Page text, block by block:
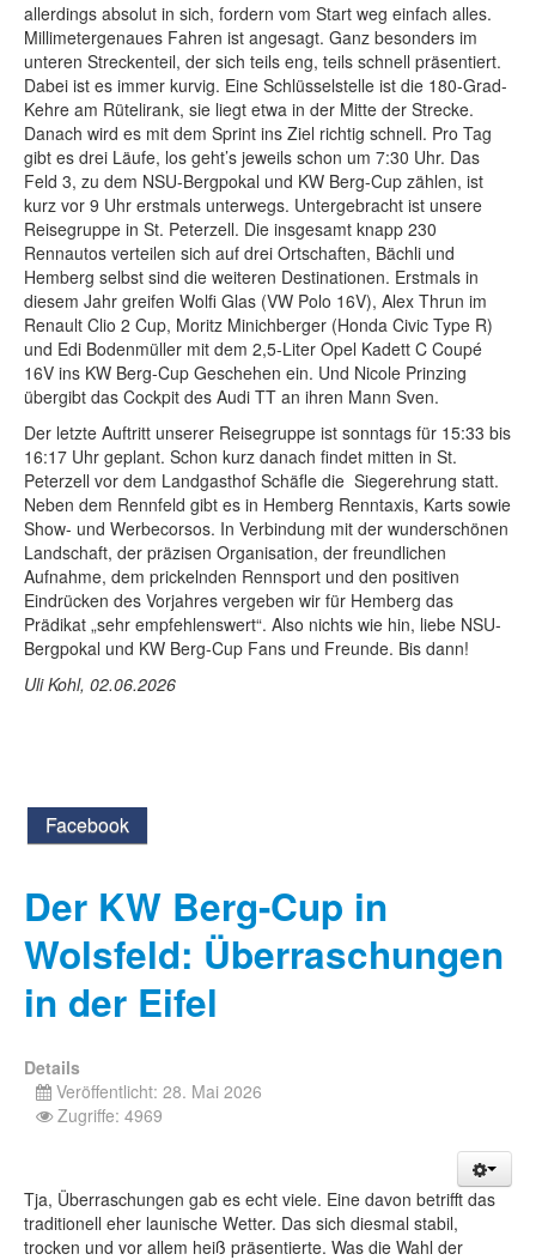
allerdings absolut in sich, fordern vom Start weg einfach alles.
Millimetergenaues Fahren ist angesagt. Ganz besonders im
unteren Streckenteil, der sich teils eng, teils schnell präsentiert.
Dabei ist es immer kurvig. Eine Schlüsselstelle ist die 180-Grad-
Kehre am Rütelirank, sie liegt etwa in der Mitte der Strecke.
Danach wird es mit dem Sprint ins Ziel richtig schnell. Pro Tag
gibt es drei Läufe, los geht’s jeweils schon um 7:30 Uhr. Das
Feld 3, zu dem NSU-Bergpokal und KW Berg-Cup zählen, ist
kurz vor 9 Uhr erstmals unterwegs. Untergebracht ist unsere
Reisegruppe in St. Peterzell. Die insgesamt knapp 230
Rennautos verteilen sich auf drei Ortschaften, Bächli und
Hemberg selbst sind die weiteren Destinationen. Erstmals in
diesem Jahr greifen Wolfi Glas (VW Polo 16V), Alex Thrun im
Renault Clio 2 Cup, Moritz Minichberger (Honda Civic Type R)
und Edi Bodenmüller mit dem 2,5-Liter Opel Kadett C Coupé
16V ins KW Berg-Cup Geschehen ein. Und Nicole Prinzing
übergibt das Cockpit des Audi TT an ihren Mann Sven.
Der letzte Auftritt unserer Reisegruppe ist sonntags für 15:33 bis
16:17 Uhr geplant. Schon kurz danach findet mitten in St.
Peterzell vor dem Landgasthof Schäfle die Siegerehrung statt.
Neben dem Rennfeld gibt es in Hemberg Renntaxis, Karts sowie
Show- und Werbecorsos. In Verbindung mit der wunderschönen
Landschaft, der präzisen Organisation, der freundlichen
Aufnahme, dem prickelnden Rennsport und den positiven
Eindrücken des Vorjahres vergeben wir für Hemberg das
Prädikat „sehr empfehlenswert“. Also nichts wie hin, liebe NSU-
Bergpokal und KW Berg-Cup Fans und Freunde. Bis dann!
Uli Kohl, 02.06.2026
Facebook
Der KW Berg-Cup in
Wolsfeld: Überraschungen
in der Eifel
Details
Veröffentlicht: 28. Mai 2026
Zugriffe: 4969
Tja, Überraschungen gab es echt viele. Eine davon betrifft das
traditionell eher launische Wetter. Das sich diesmal stabil,
trocken und vor allem heiß präsentierte. Was die Wahl der